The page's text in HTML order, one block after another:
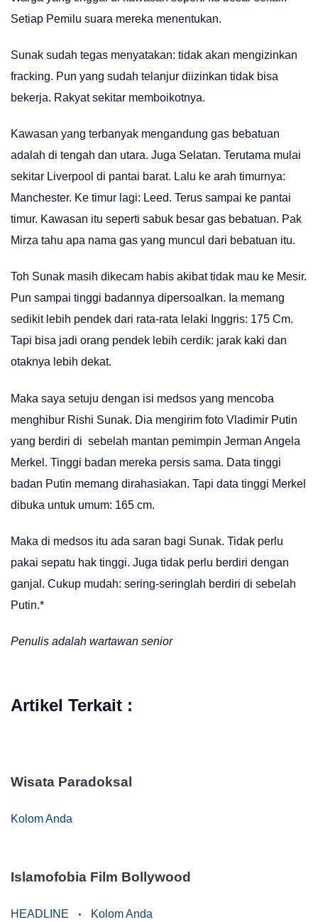
Setiap Pemilu suara mereka menentukan.
Sunak sudah tegas menyatakan: tidak akan mengizinkan
fracking. Pun yang sudah telanjur diizinkan tidak bisa
bekerja. Rakyat sekitar memboikotnya.
Kawasan yang terbanyak mengandung gas bebatuan
adalah di tengah dan utara. Juga Selatan. Terutama mulai
sekitar Liverpool di pantai barat. Lalu ke arah timurnya:
Manchester. Ke timur lagi: Leed. Terus sampai ke pantai
timur. Kawasan itu seperti sabuk besar gas bebatuan. Pak
Mirza tahu apa nama gas yang muncul dari bebatuan itu.
Toh Sunak masih dikecam habis akibat tidak mau ke Mesir.
Pun sampai tinggi badannya dipersoalkan. Ia memang
sedikit lebih pendek dari rata-rata lelaki Inggris: 175 Cm.
Tapi bisa jadi orang pendek lebih cerdik: jarak kaki dan
otaknya lebih dekat.
Maka saya setuju dengan isi medsos yang mencoba
menghibur Rishi Sunak. Dia mengirim foto Vladimir Putin
yang berdiri di sebelah mantan pemimpin Jerman Angela
Merkel. Tinggi badan mereka persis sama. Data tinggi
badan Putin memang dirahasiakan. Tapi data tinggi Merkel
dibuka untuk umum: 165 cm.
Maka di medsos itu ada saran bagi Sunak. Tidak perlu
pakai sepatu hak tinggi. Juga tidak perlu berdiri dengan
ganjal. Cukup mudah: sering-seringlah berdiri di sebelah
Putin.*
Penulis adalah wartawan senior
Artikel Terkait :
Wisata Paradoksal
Kolom Anda
Islamofobia Film Bollywood
HEADLINE Kolom Anda